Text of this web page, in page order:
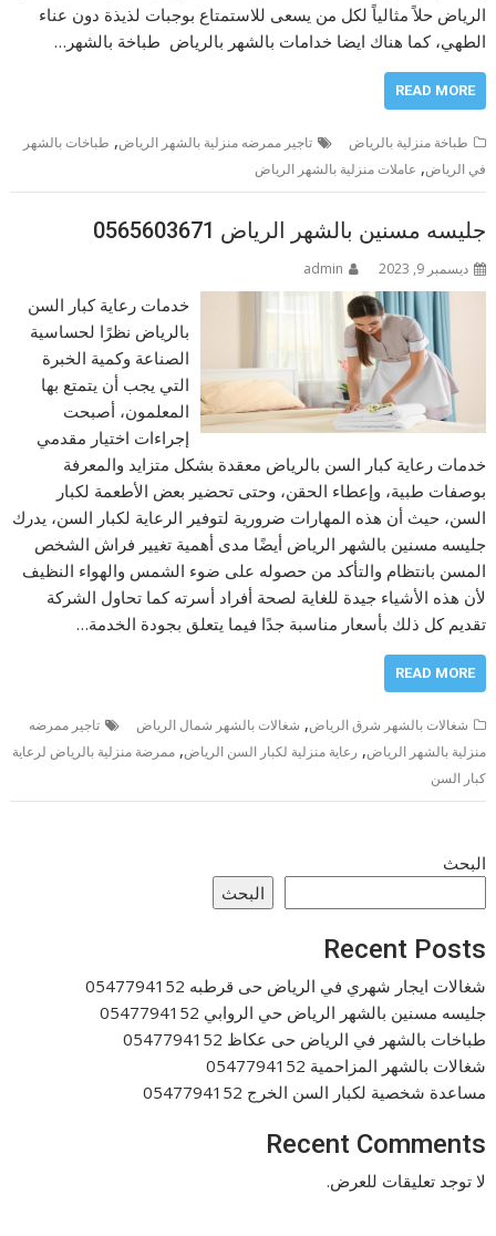
الرياض حلاً مثالياً لكل من يسعى للاستمتاع بوجبات لذيذة دون عناء
الطهي، كما هناك ايضا خدامات بالشهر بالرياض طباخة بالشهر…
READ MORE
طباخة منزلية بالرياض تاجير ممرضه منزلية بالشهر الرياض, طباخات بالشهر
في الرياض, عاملات منزلية بالشهر الرياض
جليسه مسنين بالشهر الرياض 0565603671
ديسمبر 9, 2023 admin
خدمات رعاية كبار السن
بالرياض نظرًا لحساسية
الصناعة وكمية الخبرة
التي يجب أن يتمتع بها
المعلمون، أصبحت
إجراءات اختيار مقدمي
خدمات رعاية كبار السن بالرياض معقدة بشكل متزايد والمعرفة
بوصفات طبية، وإعطاء الحقن، وحتى تحضير بعض الأطعمة لكبار
السن، حيث أن هذه المهارات ضرورية لتوفير الرعاية لكبار السن، يدرك
جليسه مسنين بالشهر الرياض أيضًا مدى أهمية تغيير فراش الشخص
المسن بانتظام والتأكد من حصوله على ضوء الشمس والهواء النظيف
لأن هذه الأشياء جيدة للغاية لصحة أفراد أسرته كما تحاول الشركة
تقديم كل ذلك بأسعار مناسبة جدًا فيما يتعلق بجودة الخدمة…
READ MORE
شغالات بالشهر شرق الرياض, شغالات بالشهر شمال الرياض
تاجير ممرضه
منزلية بالشهر الرياض, رعاية منزلية لكبار السن الرياض,ممرضة منزلية بالرياض لرعاية
كبار السن
البحث
البحث
Recent Posts
شغالات ايجار شهري في الرياض حى قرطبه 0547794152
جليسه مسنين بالشهر الرياض حي الروابي 0547794152
طباخات بالشهر في الرياض حى عكاظ 0547794152
شغالات بالشهر المزاحمية 0547794152
مساعدة شخصية لكبار السن الخرج 0547794152
Recent Comments
لا توجد تعليقات للعرض.